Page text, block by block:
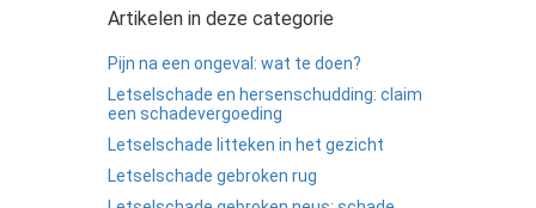
Artikelen in deze categorie
Pijn na een ongeval: wat te doen?
Letselschade en hersenschudding: claim
een schadevergoeding
Letselschade litteken in het gezicht
Letselschade gebroken rug